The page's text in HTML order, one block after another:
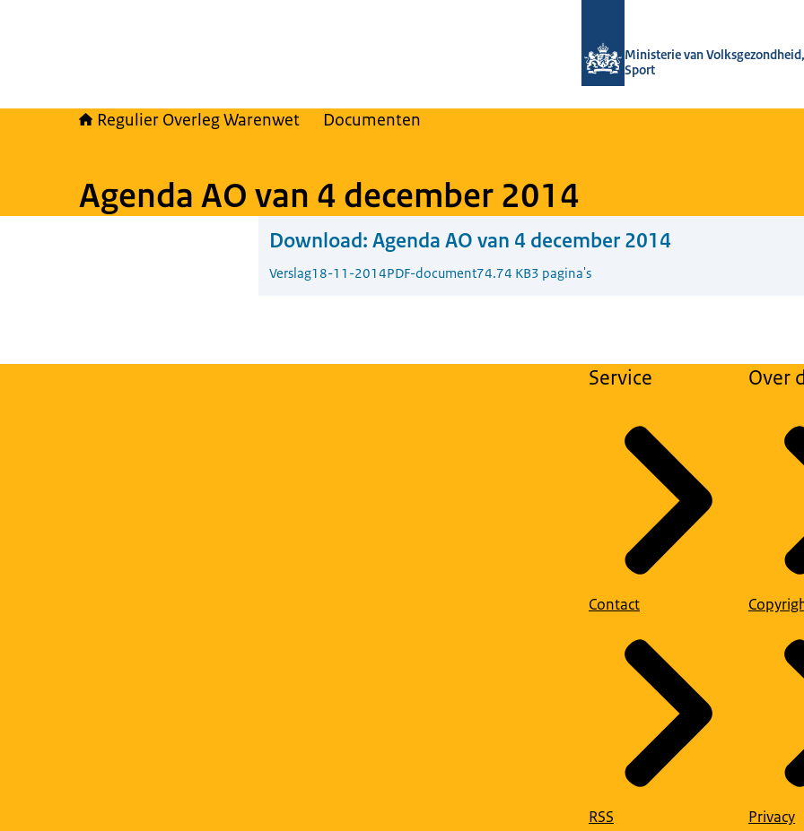
Ministerie van
Sport
Regulier Overleg Warenwet Documenten
Agenda AO van 4 december 2014
Download: Agenda AO van 4 december 2014
Verslag18-11-2014PDF-document74.74 KB3 pagina's
Service
Contact
RSS
Over
Privacy